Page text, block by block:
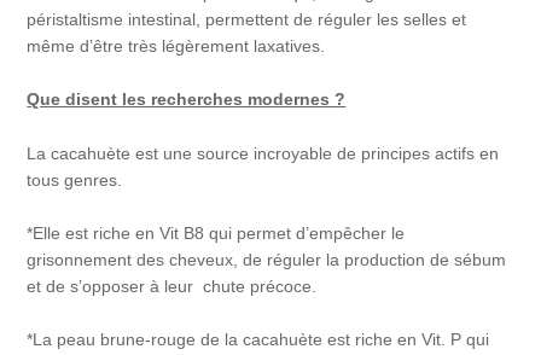
péristaltisme intestinal, permettent de réguler les selles et
même d’être très légèrement laxatives.
Que disent les recherches modernes ?
La cacahuète est une source incroyable de principes actifs en
tous genres.
*Elle est riche en Vit B8 qui permet d’empêcher le
grisonnement des cheveux, de réguler la production de sébum
et de s’opposer à leur chute précoce.
*La peau brune-rouge de la cacahuète est riche en Vit. P qui